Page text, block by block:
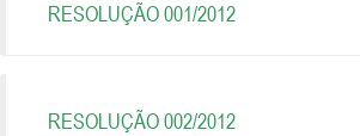
RESOLUÇÃO 001/2012
RESOLUÇÃO 002/2012